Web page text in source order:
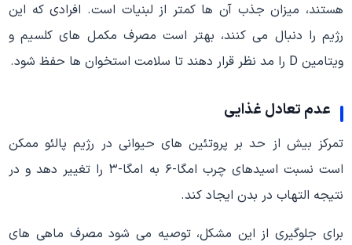
هستند، میزان جذب آن ها کمتر از لبنیات است. افرادی که این
رژیم را دنبال می کنند، بهتر است مصرف مکمل های کلسیم و
ویتامین D را مد نظر قرار دهند تا سلامت استخوان ها حفظ شود.
عدم تعادل غذایی
تمرکز بیش از حد بر پروتئین های حیوانی در رژیم پالئو ممکن
است نسبت اسیدهای چرب امگا-۶ به امگا-۳ را تغییر دهد و در
نتیجه التهاب در بدن ایجاد کند.
برای جلوگیری از این مشکل، توصیه می شود مصرف ماهی های